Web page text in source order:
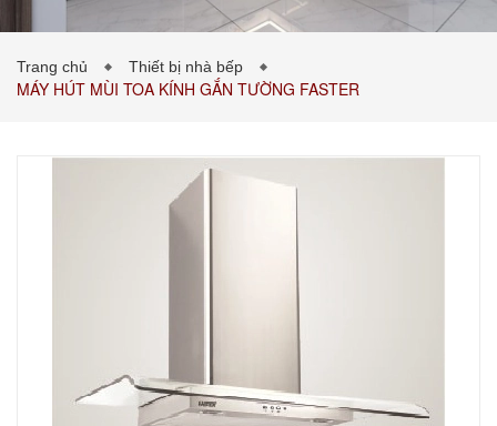
Trang chủ Thiết bị nhà bếp
MÁY HÚT MÙI TOA KÍNH GẮN TƯỜNG FASTER